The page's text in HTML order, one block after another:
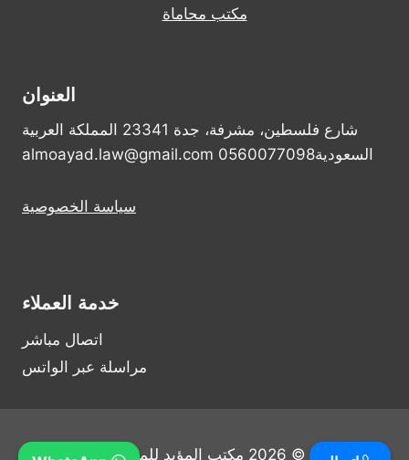
مكتب محاماة
العنوان
شارع فلسطين، مشرفة، جدة 23341 المملكة العربية
السعودية0560077098 almoayad.law@gmail.com
سياسة الخصوصية
خدمة العملاء
اتصال مباشر
مراسلة عبر الواتس
© 2026 مكتب المؤيد للمحاماة